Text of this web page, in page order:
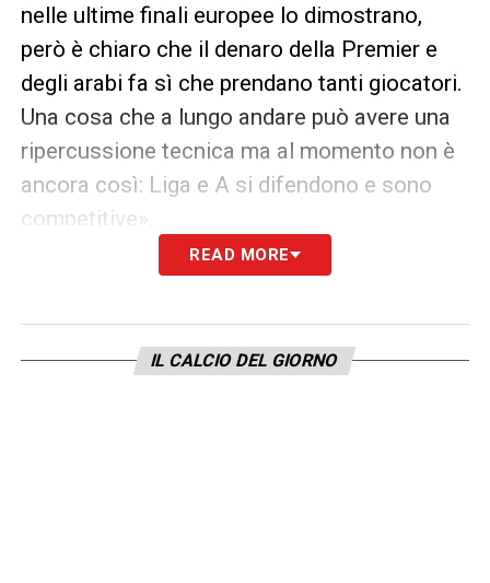
nelle ultime finali europee lo dimostrano,
però è chiaro che il denaro della Premier e
degli arabi fa sì che prendano tanti giocatori.
Una cosa che a lungo andare può avere una
ripercussione tecnica ma al momento non è
ancora così: Liga e A si difendono e sono
competitive».
GABRI VEIGA – «Gabri l’anno scorso ha fatto
per crescere e diventare un giocatore
importante. Pertanto è normale che attragga
READ MORE
IL CALCIO DEL GIORNO